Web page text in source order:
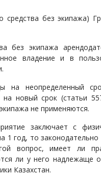
без экипажа)
без экипажа
владение и в
на неопределенный
новый срок (статьи
не применяются.
заключает с
1 год, то
вопрос, имеет ли
ли у него надлежаще
Казахстан.